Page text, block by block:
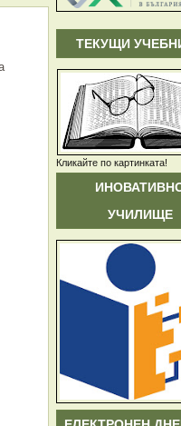
ТЕКУЩИ
Кликайте по картинката!
УЧИЛИЩЕ